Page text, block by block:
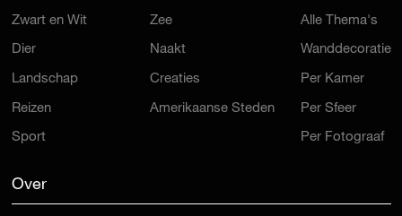
Zwart en Wit
Dier
Landschap
Reizen
Sport
Zee
Naakt
Creaties
Amerikaanse Steden
Alle Thema's
Wanddecoratie
Per Kamer
Per Sfeer
Per Fotograaf
Over